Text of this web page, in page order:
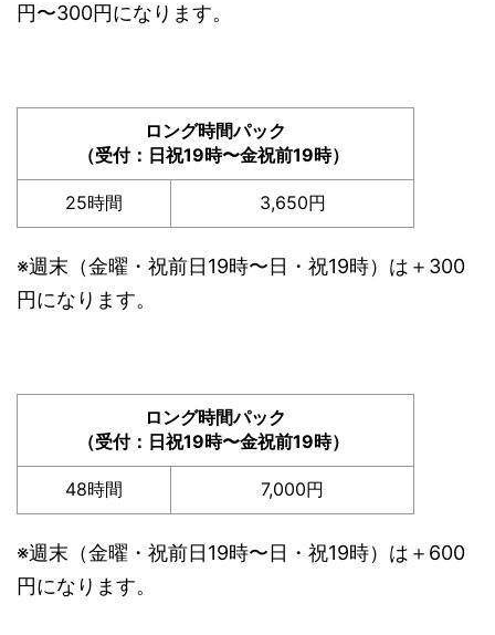
円〜300円になります。
ロング時間パック
（受付：日祝19時〜金祝前19時）
25時間 3,650円
※週末（金曜・祝前日19時〜日・祝19時）は＋300
円になります。
ロング時間パック
（受付：日祝19時〜金祝前19時）
48時間 7,000円
※週末（金曜・祝前日19時〜日・祝19時）は＋600
円になります。